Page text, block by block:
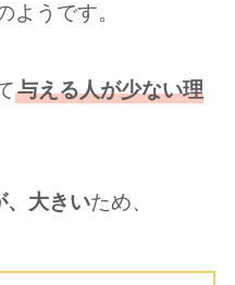
ようです。
与える人が少ない理
、大きいため、